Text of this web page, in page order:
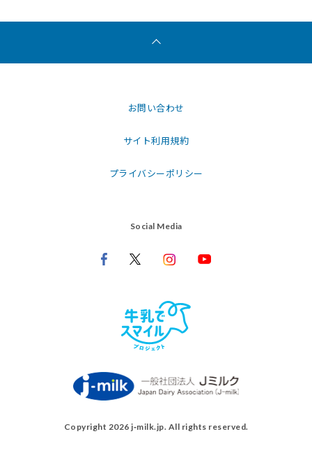
Copyright 2026 j‑milk.jp. All rights reserved.
お問い合わせ
サイト利用規約
プライバシーポリシー
Social Media